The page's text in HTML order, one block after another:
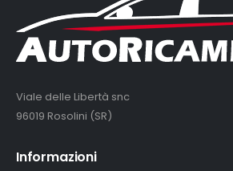
Viale delle Libertà snc
96019 Rosolini (SR)
Informazioni